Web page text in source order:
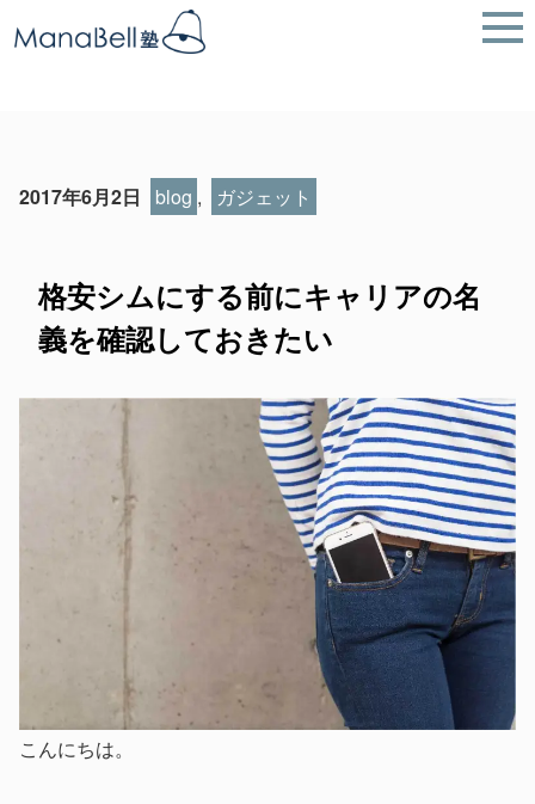
2017年6月2日 blog , ガジェット
格安シムにする前にキャリアの名
義を確認しておきたい
こんにちは。